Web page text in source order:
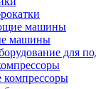
машины
машины
для